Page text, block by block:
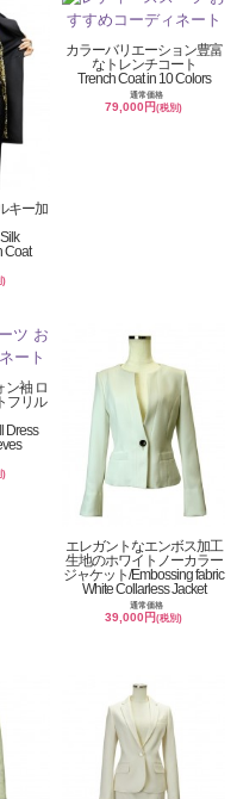
キー加
Coat
)
カラーバリエーション豊富
なトレンチコート
Trench Coat in 10 Colors
通常価格
79,000円(税別)
ン袖 ロ
フリル
Dress
)
エレガントなエンボス加工
生地のホワイトノーカラー
ジャケット/Embossing fabric
White Collarless Jacket
通常価格
39,000円(税別)